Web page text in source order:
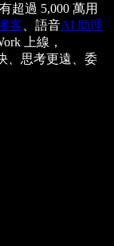
超過 5,000 萬用
客 、語音AI 助理
上線，
、思考更遠、委